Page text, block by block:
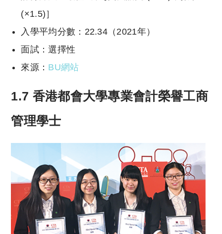
(×1.5)］
入學平均分數：22.34（2021年）
面試：選擇性
來源： BU網站
1.7 香港都會大學專業會計榮譽工商
管理學士